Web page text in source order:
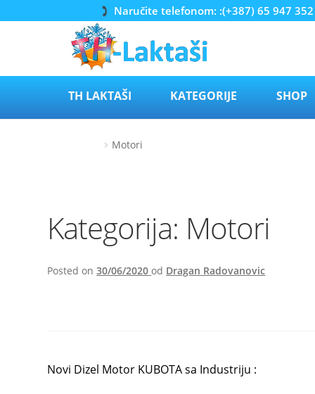
Naručite telefonom: :(+387) 65 947 352
Preskoči
navigaciju
sadržaja
TH LAKTAŠI KATEGORIJE SHOP
Motori
Kategorija: Motori
Posted on30/06/2020 od Dragan Radovanovic
Novi Dizel Motor KUBOTA sa Industriju :